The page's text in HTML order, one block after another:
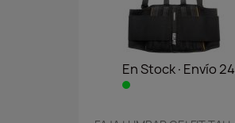
En Stock·Envío